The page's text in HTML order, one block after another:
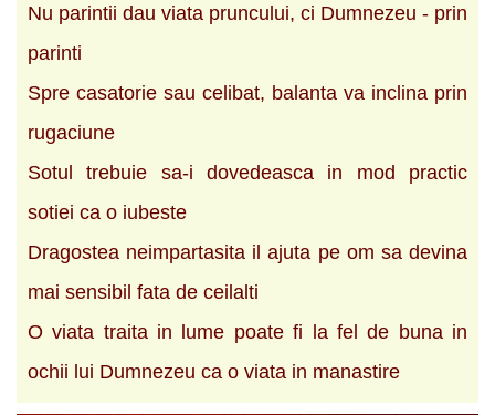
Nu parintii dau viata pruncului, ci Dumnezeu - prin
parinti
Spre casatorie sau celibat, balanta va inclina prin
rugaciune
Sotul trebuie sa-i dovedeasca in mod practic
sotiei ca o iubeste
Dragostea neimpartasita il ajuta pe om sa devina
mai sensibil fata de ceilalti
O viata traita in lume poate fi la fel de buna in
ochii lui Dumnezeu ca o viata in manastire